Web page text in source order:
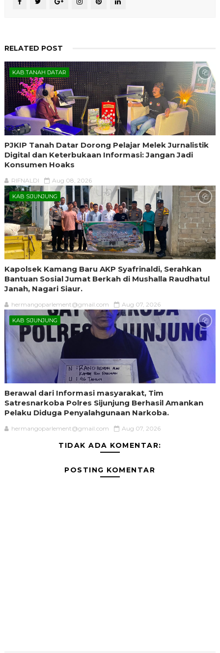
RELATED POST
KAB.TANAH DATAR
PJKIP Tanah Datar Dorong Pelajar Melek Jurnalistik
Digital dan Keterbukaan Informasi: Jangan Jadi
Konsumen Hoaks
RIFNALDI Aug 08, 2026
KAB SIJUNJUNG
Kapolsek Kamang Baru AKP Syafrinaldi, Serahkan
Bantuan Sosial Jumat Berkah di Mushalla Raudhatul
Janah, Nagari Siaur.
hermangoparlement@gmail.com Aug 07, 2026
KAB SIJUNJUNG
Berawal dari Informasi masyarakat, Tim
Satresnarkoba Polres Sijunjung Berhasil Amankan
Pelaku Diduga Penyalahgunaan Narkoba.
hermangoparlement@gmail.com Aug 07, 2026
TIDAK ADA KOMENTAR:
POSTING KOMENTAR